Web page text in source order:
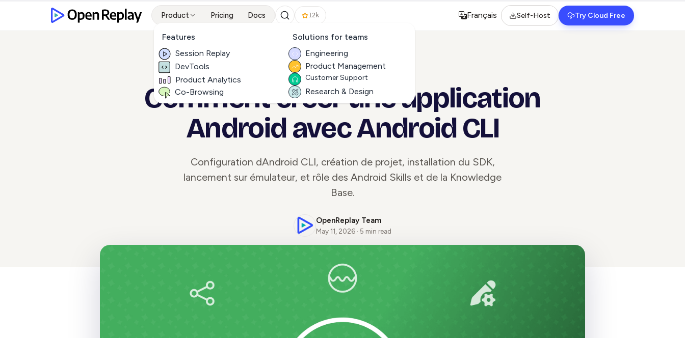
Product
Features
Session Replay
DevTools
Product Analytics
Co-Browsing
Solutions for teams
Engineering
Product Management
Customer Support
Research & Design
Pricing Docs 12k
Select language
Français Self-Host Try Cloud Free
ALL ARTICLES
Comment créer une application
Android avec Android CLI
Configuration dAndroid CLI, création de projet, installation du SDK,
lancement sur émulateur, et rôle des Android Skills et de la Knowledge
Base.
OpenReplay Team
May 11, 2026 · 5 min read